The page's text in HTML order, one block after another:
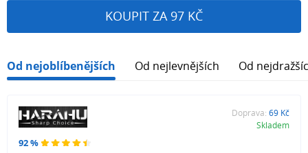
KOUPIT ZA 97 KČ
Od nejoblíbenějších Od nejlevnějších Od
92 %
Doprava: 69 Kč
Skladem